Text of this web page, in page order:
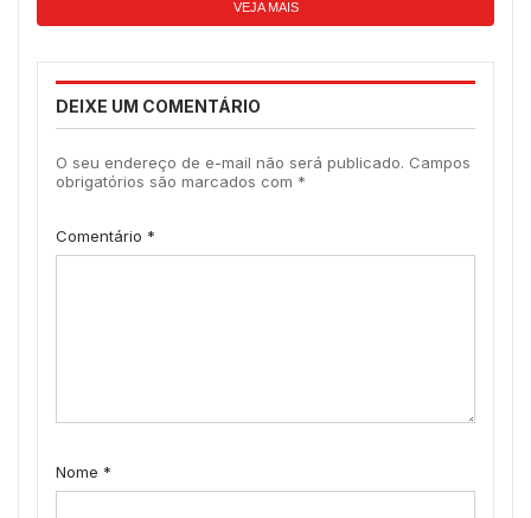
VEJA MAIS
DEIXE UM COMENTÁRIO
O seu endereço de e-mail não será publicado. Campos
obrigatórios são marcados com *
Comentário *
Nome *